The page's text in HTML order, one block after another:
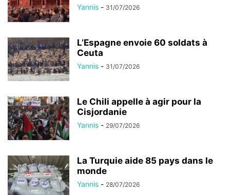
Yannis - 31/07/2026
L’Espagne envoie 60 soldats à
Ceuta
Yannis - 31/07/2026
Le Chili appelle à agir pour la
Cisjordanie
Yannis - 29/07/2026
La Turquie aide 85 pays dans le
monde
Yannis - 28/07/2026